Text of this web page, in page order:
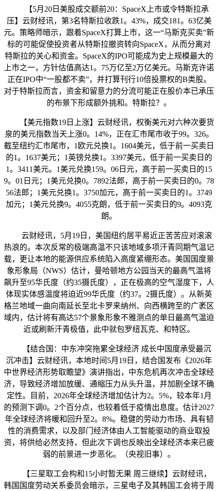
【5月20日美股成交额前20：SpaceX上市或令特斯拉承
压】云财经讯，第3名特斯拉收跌1。43%，成交181。63亿美
元。策略师暗示，跟着SpaceX打算上市，这一“马斯克买卖”新
标的可能促使投资者从特斯拉撤资转向SpaceX，从而分离对
特斯拉的关心和资金。SpaceX的IPO可能成为史上规模最大的
上市之一，方针估值高达1。75万亿至2万亿美元。马斯克许诺
正在IPO中“一股都不卖”，并打算刊行10倍投票权的B类股。
对于特斯拉而言，资金和留意力的分流可能正在股价本已承压
的布景下形成额外挑和。特斯拉？。
【美元指数19日上涨】云财经讯，权衡美元对六种次要货
泉的美元指数当天上涨0。14%，正在汇市尾市收于99。326。
截至纽约汇市尾市，1欧元兑换1。1604美元，低于前一买卖日
的1。1637美元；1英镑兑换1。3397美元，低于前一买卖日的
1。3411美元。1美元兑换159。06日元，高于前一买卖日的15
9。01日元；1美元兑换0。7892法郎，高于前一买卖日的0。78
56法郎；1美元兑换1。3750加元，高于前一买卖日的1。3749
加元；1美元兑换9。4055克朗，低于前一买卖日的9。4093克
朗。
云财经讯，5月19日，美国纽约居平易近正苦苦应对滚滚
热浪的。本次反常的极端高温不只该地域多项汗青同期气温记
载，更让本地的能源供应系统陷入高度紧绷形态。美国国度景
象形象局（NWS）估计，曼哈顿地方公园当天的最高气温将
飙升至95华氏度（约35摄氏度），正在极高的空气湿度下，人
体现实体感温度将迫近99华氏度（约37。2摄氏度）。从新英
格兰地域一曲向南延长至北卡罗来纳州、向西横跨至的广袤区
域内，估计将有高达57个景象形象不雅测点的单日最高气温迫
近或刷新汗青极值，此中就包罗纽瓦克、和特区。
【结合国：中东冲突拖累全球经济 成长中国度承受最沉
沉冲击】云财经讯，本地时间5月19日，结合国发布《2026年
中世界经济形势取瞻望》演讲指出，中东危机再次冲击全球经
济，导致经济增加放缓、通缩压力从头升温，并加剧全球不确
定性。目前，2026年全球经济增加估计为2。5%，较本年1月
的预测下调0。2个百分点，也较着低于疫情出息度。估计2027
年全球经济将暖和回升至2。8%。稳健的劳动力市场、具有韧
性的消费需求，以及部门经济体由人工智能驱动的商业取投
资，将供给必然支持，但此次下调也反映出全球经济本来已疲
弱的前景进一步恶化。（央视旧事）。
【三星取工会构和15小时暂无果 周三继续】云财经讯，
韩国国度劳动关系委员会暗示，三星电子及其韩国工会将于周